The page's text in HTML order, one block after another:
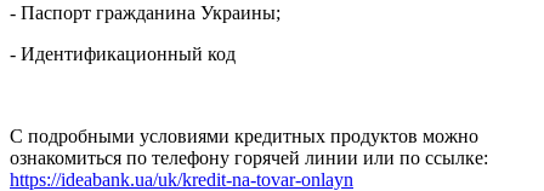
- Паспорт гражданина Украины;
- Идентификационный код
С подробными условиями кредитных продуктов можно
ознакомиться по телефону горячей линии или по ссылке:
https://ideabank.ua/uk/kredit-na-tovar-onlayn